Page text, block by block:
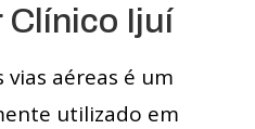
Clínico Ijuí
vias aéreas é um
utilizado em